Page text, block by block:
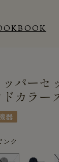
ッパー
ドカラ
器
ク